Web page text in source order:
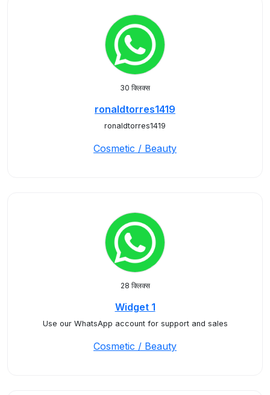
30 क्लिक्स
ronaldtorres1419
ronaldtorres1419
Cosmetic / Beauty
28 क्लिक्स
Widget 1
Use our WhatsApp account for support and sales
Cosmetic / Beauty